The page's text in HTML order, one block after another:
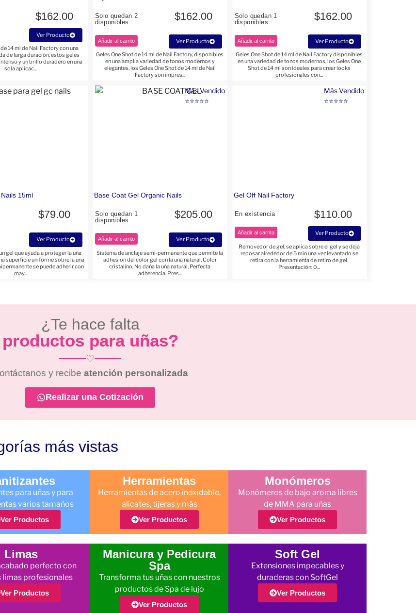
$162.00
Ver Producto
14 ml de Nail Factory con una
de larga duración, estos geles
y un brillo duradero en una
sola aplicac...
Solo quedan 2
disponibles
$162.00
Añadir al carrito
Ver Producto
Geles One Shot de 14 ml de Nail Factory, disponibles
en una amplia variedad de tonos modernos y
elegantes, los Geles One Shot de 14 ml de Nail
Factory son impres...
Solo quedan 1
disponibles
$162.00
Añadir al carrito
Ver Producto
Geles One Shot de 14 ml de Nail Factory disponibles
en una variedad de tonos modernos, los Geles One
Shot de 14 ml son ideales para crear looks
profesionales con...
15ml
$79.00
Ver Producto
gel que ayuda a proteger la uña
superficie uniforme sobre la uña
se puede adherir con
may...
Más Vendido
⭐⭐⭐⭐⭐
Base Coat Gel Organic Nails
Solo quedan 1
disponibles
$205.00
Añadir al carrito
Ver Producto
Sistema de anclaje semi-permanente que permite la
adhesión del color gel con la uña natural, Color
cristalino, No daña la uña natural, Perfecta
adherencia. Pres...
Más Vendido
⭐⭐⭐⭐⭐
Gel Off Nail Factory
En existencia $110.00
Añadir al carrito
Ver Producto
Removedor de gel, se aplica sobre el gel y se deja
reposar alrededor de 5 min una vez levantado se
retira con la herramienta de retiro de gel.
Presentación: 0...
¿Te hace falta
productos para uñas?
♡
y recibe atención personalizada
Realizar una Cotización
más vistas
para uñas y para
varios tamaños
Ver Productos
Herramientas
Herramientas de acero inoxidable,
alicates, tijeras y más
Ver Productos
Monómeros
Monómeros de bajo aroma libres
de MMA para uñas
Ver Productos
Limas
perfecto con
limas profesionales
Ver Productos
Manicura y Pedicura
Spa
Transforma tus uñas con nuestros
productos de Spa de lujo
Ver Productos
Soft Gel
Extensiones impecables y
duraderas con SoftGel
Ver Productos